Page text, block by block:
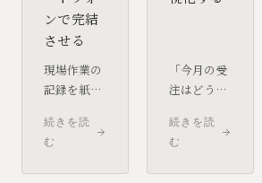
ンで完結
させる
現場作業の
記録を紙の
報告に頼っ
ていると、
続きを読
む
「今月の受
注はどう動
か」を把握
するため
続きを読
む